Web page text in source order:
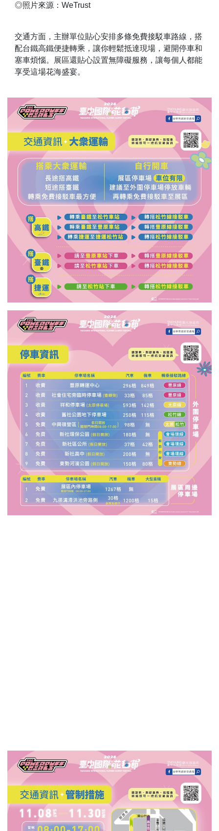
◎照片來源：WeTrust
交通方面，主辦單位貼心安排多條免費接駁車路線，搭
配台鐵高鐵便捷轉乘，讓你輕鬆抵達現場，避開停車和
塞車煩惱。展區還貼心設置無障礙服務，讓每個人都能
享受這場花海盛宴。